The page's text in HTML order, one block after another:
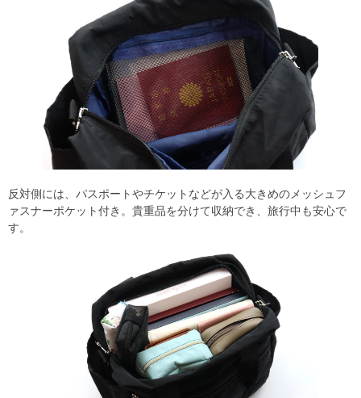
反対側には、パスポートやチケットなどが入る大きめのメッシュフ
ァスナーポケット付き。貴重品を分けて収納でき、旅行中も安心で
す。